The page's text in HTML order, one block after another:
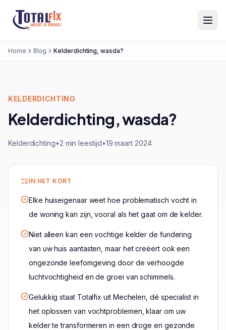
Totalfix
Home Blog Kelderdichting, wasda?
KELDERDICHTING
Kelderdichting, wasda?
Kelderdichting•2 min leestijd•19 maart 2024
IN HET KORT
Elke huiseigenaar weet hoe problematisch vocht in
de woning kan zijn, vooral als het gaat om de kelder.
Niet alleen kan een vochtige kelder de fundering
van uw huis aantasten, maar het creëert ook een
ongezonde leefomgeving door de verhoogde
luchtvochtigheid en de groei van schimmels.
Gelukkig staat Totalfix uit Mechelen, dé specialist in
het oplossen van vochtproblemen, klaar om uw
kelder te transformeren in een droge en gezonde